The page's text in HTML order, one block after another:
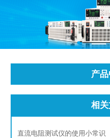
产
相
直流电阻测试仪的使用小常识